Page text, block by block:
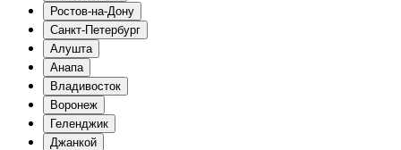
Ростов-на-Дону
Санкт-Петербург
Алушта
Анапа
Владивосток
Воронеж
Геленджик
Джанкой